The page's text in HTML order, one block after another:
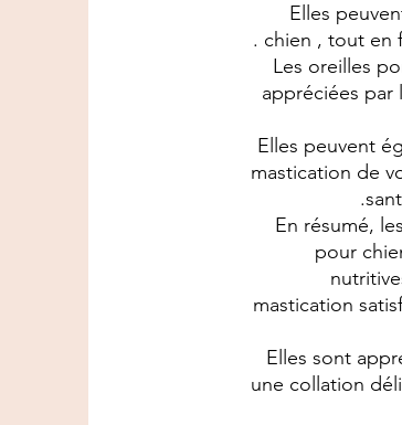
Elles
chien , tout en
Les oreilles
appréciées par
Elles peuvent
mastication de
En résumé,
pour
mastication
Elles sont
une collation